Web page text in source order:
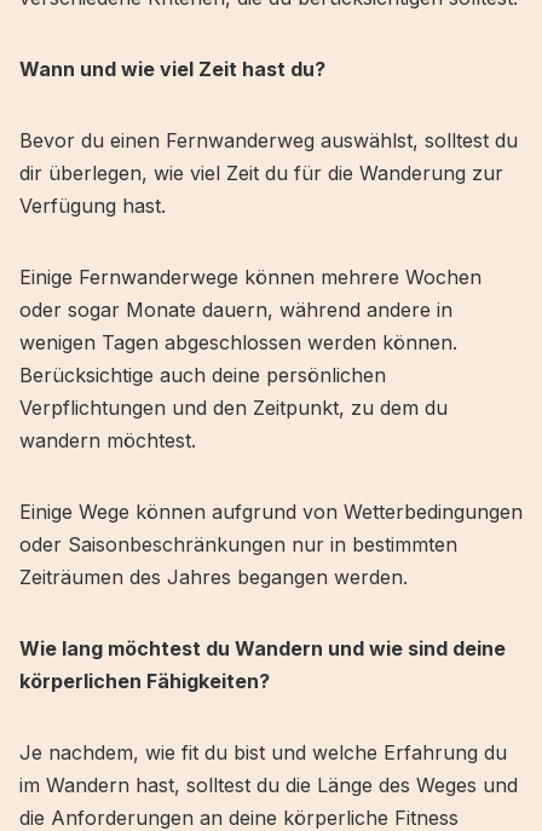
Wann und wie viel Zeit hast du?
Bevor du einen Fernwanderweg auswählst, solltest du
dir überlegen, wie viel Zeit du für die Wanderung zur
Verfügung hast.
Einige Fernwanderwege können mehrere Wochen
oder sogar Monate dauern, während andere in
wenigen Tagen abgeschlossen werden können.
Berücksichtige auch deine persönlichen
Verpflichtungen und den Zeitpunkt, zu dem du
wandern möchtest.
Einige Wege können aufgrund von Wetterbedingungen
oder Saisonbeschränkungen nur in bestimmten
Zeiträumen des Jahres begangen werden.
Wie lang möchtest du Wandern und wie sind deine
körperlichen Fähigkeiten?
Je nachdem, wie fit du bist und welche Erfahrung du
im Wandern hast, solltest du die Länge des Weges und
die Anforderungen an deine körperliche Fitness